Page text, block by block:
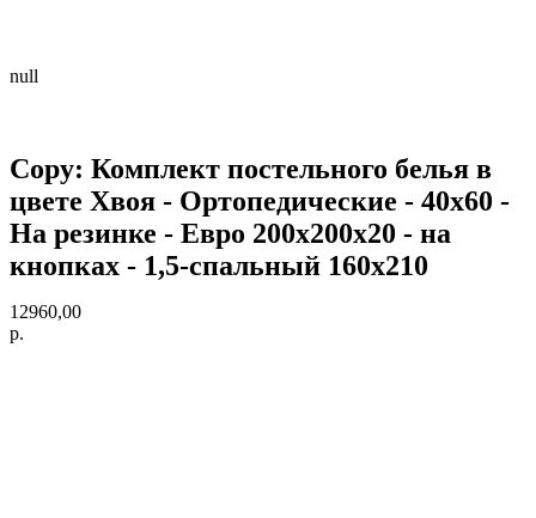
null
Copy: Комплект постельного белья в
цвете Хвоя - Ортопедические - 40х60 -
На резинке - Евро 200х200х20 - на
кнопках - 1,5-спальный 160х210
12960,00
р.